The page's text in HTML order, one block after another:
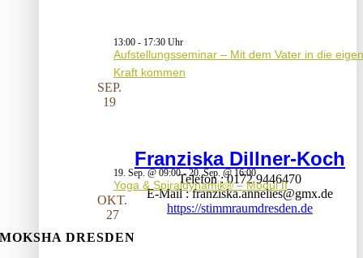
13:00 - 17:30
Aufstellungsseminar – Mit dem Vater in die
Kraft kommen
SEP.
19
19. Sep. @ 09:00- 20. Sep. @ 16:00
Yoga & Spiraldynamik® – Modul II
OKT.
27
Franziska Dillner-Koch
Telefon 0172 9446470
E-Mail franziska.annelies@gmx.de
https://stimmraumdresden.de
MOKSHA DRESDEN